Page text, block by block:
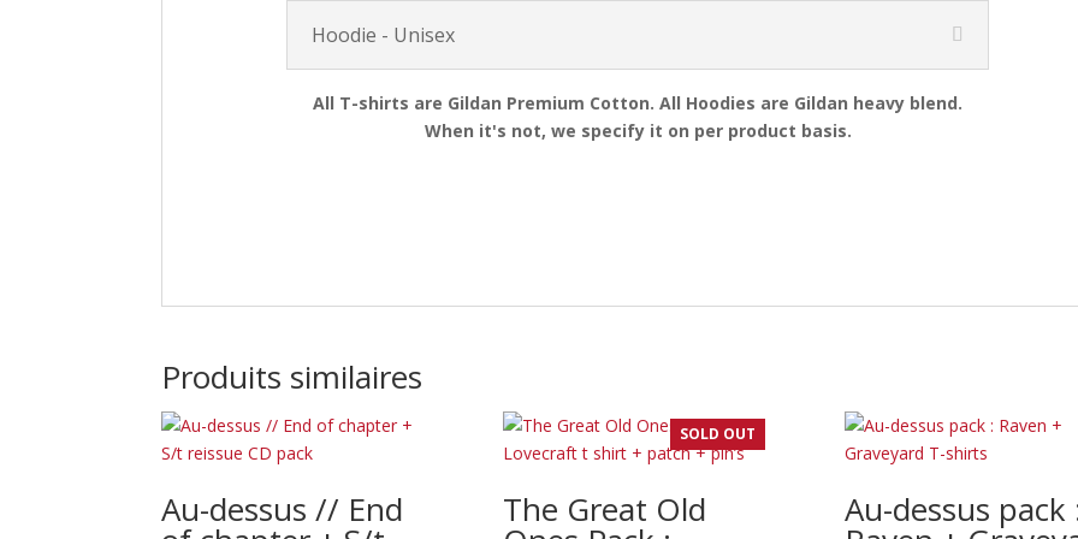
Hoodie - Unisex
All T-shirts are Gildan Premium Cotton. All Hoodies are Gildan heavy blend.
When it's not, we specify it on per product basis.
Produits similaires
Au-dessus // End
SOLD OUT
The Great Old Au-dessus pack